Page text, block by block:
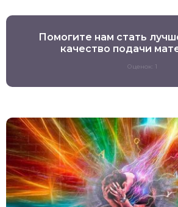
Помогите нам стать
качество подачи
Оценок: 1